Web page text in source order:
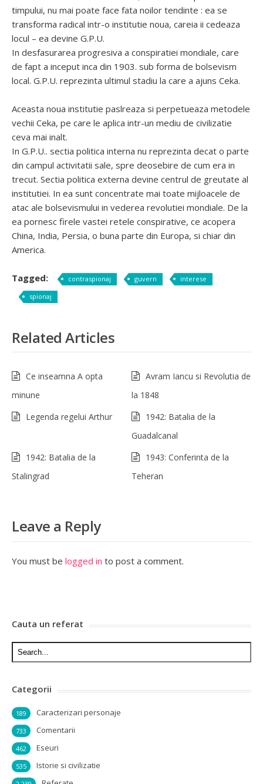
timpului, nu mai poate face fata noilor tendinte : ea se
transforma radical intr-o institutie noua, careia ii cedeaza
locul – ea devine G.P.U.
In desfasurarea progresiva a conspiratiei mondiale, care
de fapt a inceput inca din 1903. sub forma de bolsevism
local. G.P.U. reprezinta ultimul stadiu la care a ajuns Ceka.
Aceasta noua institutie paslreaza si perpetueaza metodele
vechii Ceka, pe care le aplica intr-un mediu de civilizatie
ceva mai inalt.
In G.P.U.. sectia politica interna nu reprezinta decat o parte
din campul activitatii sale, spre deosebire de cum era in
trecut. Sectia politica externa devine centrul de greutate al
institutiei. In ea sunt concentrate mai toate mijloacele de
atac ale bolsevismului in vederea revolutiei mondiale. De la
ea pornesc firele vastei retele conspirative, ce acopera
China, India, Persia, o buna parte din Europa, si chiar din
America.
Tagged: contraspionaj guvern
interese
spionaj
Related Articles
Ce inseamna A opta
minune
Avram Iancu si Revolutia de
la 1848
Legenda regelui Arthur
1942: Batalia de la
Guadalcanal
1942: Batalia de la
Stalingrad
1943: Conferinta de la
Teheran
Leave a Reply
You must be logged in to post a comment.
Cauta un referat
Categorii
Caracterizari personaje
189
Comentarii
733
Eseuri
462
Istorie si civilizatie
535